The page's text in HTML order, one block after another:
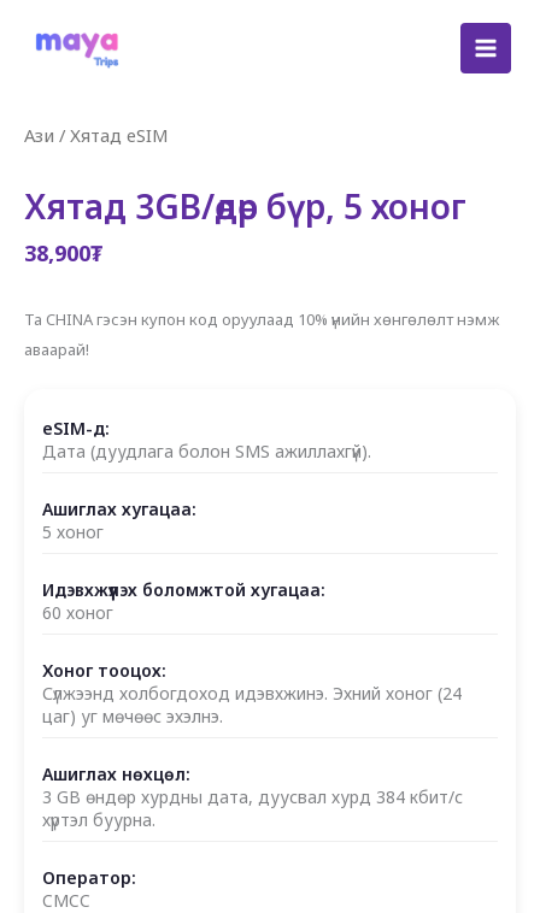
Ази / Хятад eSIM
Хятад 3GB/өдөр бүр, 5 хоног
38,900₮
Та CHINA гэсэн купон код оруулаад 10% үнийн хөнгөлөлт нэмж
аваарай!
eSIM-д:
Дата (дуудлага болон SMS ажиллахгүй).
Ашиглах хугацаа:
5 хоног
Идэвхжүүлэх боломжтой хугацаа:
60 хоног
Хоног тооцох:
Сүлжээнд холбогдоход идэвхжинэ. Эхний хоног (24
цаг) уг мөчөөс эхэлнэ.
Ашиглах нөхцөл:
3 GB өндөр хурдны дата, дуусвал хурд 384 кбит/с
хүртэл буурна.
Оператор:
CMCC